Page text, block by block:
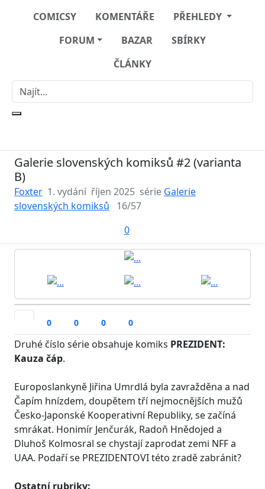
COMICSY KOMENTÁŘE
PŘEHLEDY
FORUM
BAZAR
SBÍRKY
ČLÁNKY
Galerie slovenských komiksů #2 (varianta
B)
Foxter 1. vydání říjen 2025 série Galerie
slovenských komiksů
16/57
0
0 0 0 0
Druhé číslo série obsahuje komiks PREZIDENT:
Kauza čáp.
Europoslankyně Jiřina Umrdlá byla zavražděna a nad
Čapím hnízdem, doupětem tří nejmocnějších mužů
Česko-Japonské Kooperativní Republiky, se začíná
smrákat. Honimír Jenčurák, Radoň Hnědojed a
Dluhoš Kolmosral se chystají zaprodat zemi NFF a
UAA. Podaří se PREZIDENTOVI této zradě zabránit?
Ostatní rubriky: